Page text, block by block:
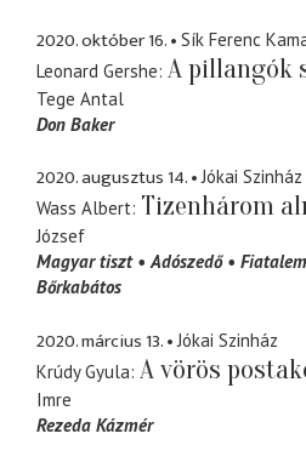
2020. október 16.
Sík Ferenc
Leonard Gershe A pillangók
Tege Antal
Don Baker
2020. augusztus 14.
Jókai Szinház
Wass Albert Tizenhárom
József
Magyar tiszt
Adószedő
Bőrkabátos
2020. március 13.
Jókai Szinház
Krúdy Gyula A vörös
Imre
Rezeda Kázmér